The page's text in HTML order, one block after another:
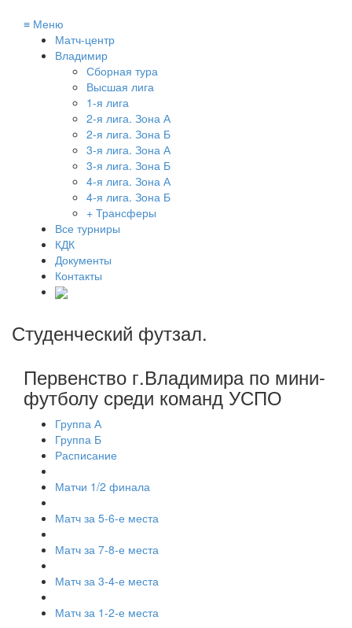
≡ Меню
Матч-центр
Владимир
Сборная тура
Высшая лига
1-я лига
2-я лига. Зона А
2-я лига. Зона Б
3-я лига. Зона А
3-я лига. Зона Б
4-я лига. Зона А
4-я лига. Зона Б
+ Трансферы
Все турниры
КДК
Документы
Контакты
Студенческий футзал.
Первенство г.Владимира по мини-
футболу среди команд УСПО
Группа А
Группа Б
Расписание
Матчи 1/2 финала
Матч за 5-6-е места
Матч за 7-8-е места
Матч за 3-4-е места
Матч за 1-2-е места